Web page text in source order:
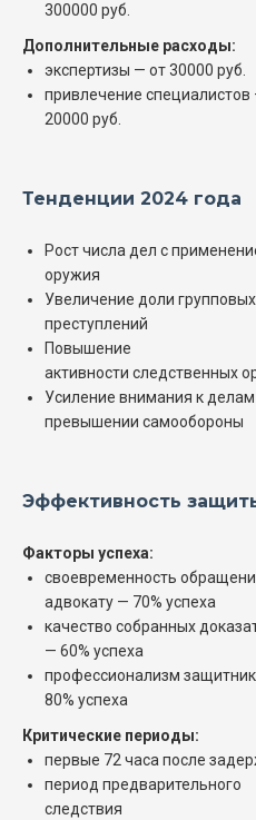
300000 руб.
Дополнительные расходы:
экспертизы — от 30000 руб.
привлечение специалистов
20000 руб.
Тенденции 2024 года
Рост числа дел с
оружия
Увеличение доли групповых
преступлений
Повышение
активности следственных
Усиление внимания к делам
превышении самообороны
Эффективность
Факторы успеха:
своевременность
адвокату — 70% успеха
качество собранных
— 60% успеха
профессионализм
80% успеха
Критические периоды:
первые 72 часа после
период предварительного
следствия